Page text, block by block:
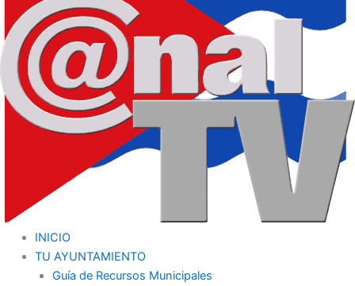
INICIO
TU AYUNTAMIENTO
Guía de Recursos Municipales